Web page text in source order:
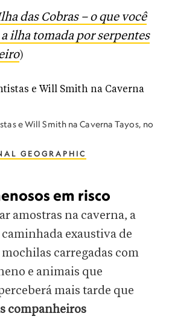
das Cobras – o que você
ilha tomada por serpentes
)
e Will Smith na Caverna Tayos, no
GEOGRAPHIC
em risco
amostras na caverna, a
exaustiva de
carregadas com
e animais que
mais tarde que
companheiros